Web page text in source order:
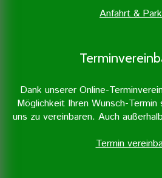
Erfahren Sie
Anfahrt &
Dank unserer Online-
Möglichkeit Ihren Wunsch-Termin
uns zu vereinbaren. Auch
Termin